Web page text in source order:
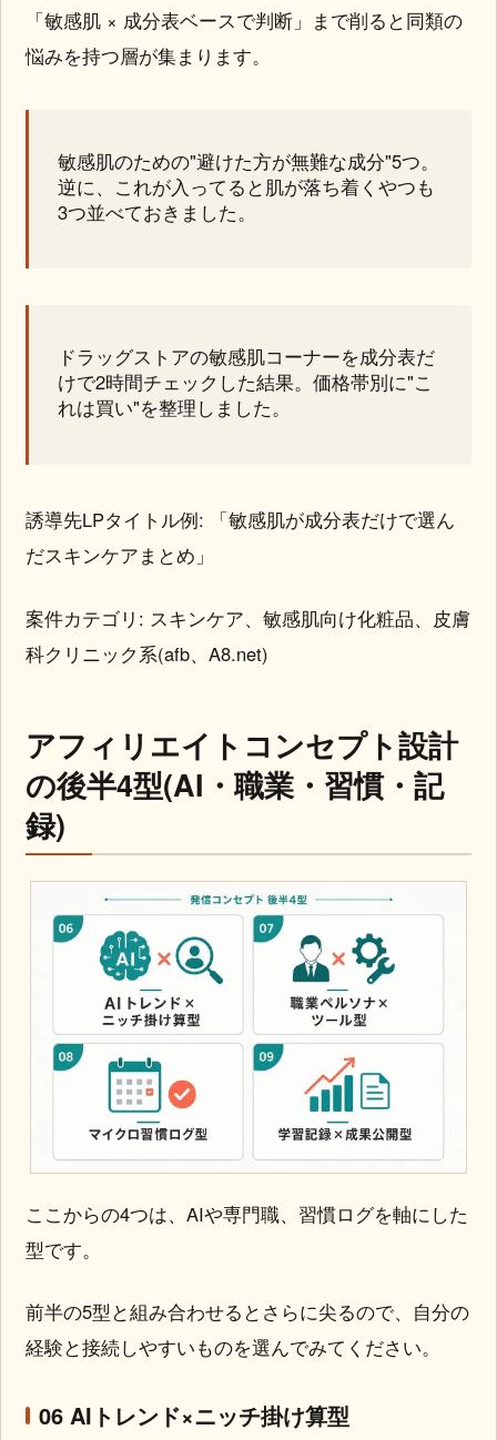
「敏感肌 × 成分表ベースで判断」まで削ると同類の
悩みを持つ層が集まります。
敏感肌のための"避けた方が無難な成分"5つ。
逆に、これが入ってると肌が落ち着くやつも
3つ並べておきました。
ドラッグストアの敏感肌コーナーを成分表だ
けで2時間チェックした結果。価格帯別に"こ
れは買い"を整理しました。
誘導先LPタイトル例: 「敏感肌が成分表だけで選ん
だスキンケアまとめ」
案件カテゴリ: スキンケア、敏感肌向け化粧品、皮膚
科クリニック系(afb、A8.net)
アフィリエイトコンセプト設計
の後半4型(AI・職業・習慣・記
録)
ここからの4つは、AIや専門職、習慣ログを軸にした
型です。
前半の5型と組み合わせるとさらに尖るので、自分の
経験と接続しやすいものを選んでみてください。
06 AIトレンド×ニッチ掛け算型